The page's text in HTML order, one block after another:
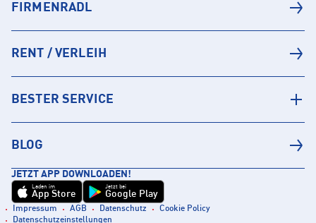
FIRMENRADL
RENT / VERLEIH
BESTER SERVICE
BLOG
JETZT APP DOWNLOADEN!
Laden im
App Store
Jetzt bei
Google Play
Impressum AGB Datenschutz
Cookie Policy
Datenschutzeinstellungen